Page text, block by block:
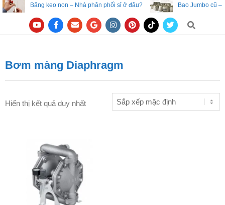
Menu
Băng keo non – Nhà phân phối sỉ ở đâu? Bao Jumbo cũ –
Search
Bơm màng Diaphragm
Hiển thị kết quả duy nhất